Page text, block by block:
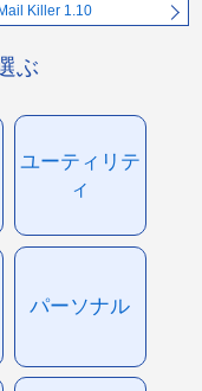
Killer 1.10
ぶ
ユーティリテ
ィ
パーソナル